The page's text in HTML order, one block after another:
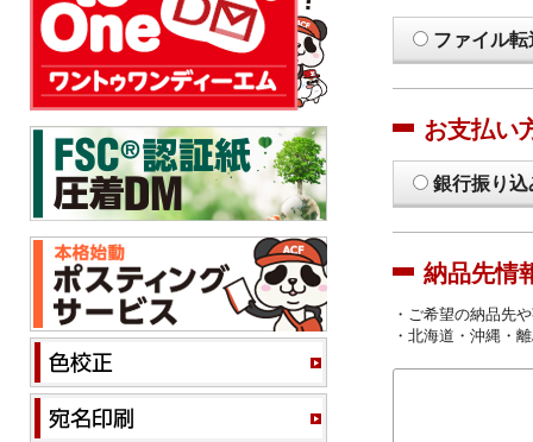
ファイル
お支払い
銀行振り込
納品先情
・ご希望の納品先
・北海道・沖縄・